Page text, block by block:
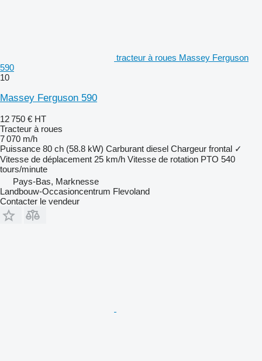
tracteur à roues Massey Ferguson
590
10
Massey Ferguson 590
12 750 € HT
Tracteur à roues
7 070 m/h
Puissance 80 ch (58.8 kW) Carburant diesel Chargeur frontal ✓
Vitesse de déplacement 25 km/h Vitesse de rotation PTO 540
tours/minute
Pays-Bas, Marknesse
Landbouw-Occasioncentrum Flevoland
Contacter le vendeur